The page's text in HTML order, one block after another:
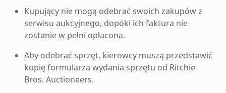
Kupujący nie mogą odebrać swoich zakupów z
serwisu aukcyjnego, dopóki ich faktura nie
zostanie w pełni opłacona.
Aby odebrać sprzęt, kierowcy muszą przedstawić
kopię formularza wydania sprzętu od Ritchie
Bros. Auctioneers.